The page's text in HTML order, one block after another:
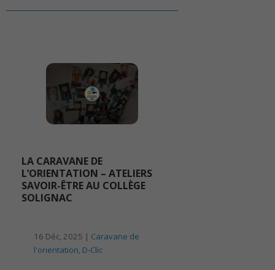
LA CARAVANE DE
L’ORIENTATION – ATELIERS
SAVOIR-ÊTRE AU COLLÈGE
SOLIGNAC
16 Déc, 2025 | Caravane de
l'orientation, D-Clic